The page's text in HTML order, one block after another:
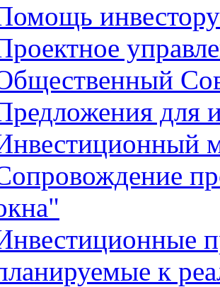
инвестору
для
к